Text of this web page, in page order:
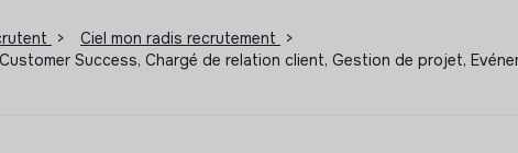
> Ciel mon radis recrutement
>
Success, Chargé de relation client, Gestion de projet,